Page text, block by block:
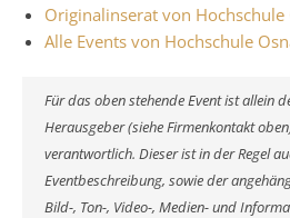
Originalinserat von Hochschule
Alle Events von Hochschule
Für das oben stehende Event ist allein
Herausgeber (siehe Firmenkontakt
verantwortlich. Dieser ist in der Regel
Eventbeschreibung, sowie der
Bild-, Ton-, Video-, Medien- und